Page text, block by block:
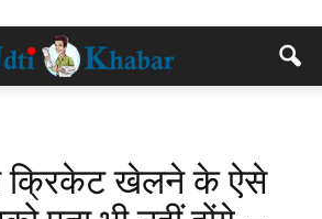
क्रिकेट खेलने के ऐसे